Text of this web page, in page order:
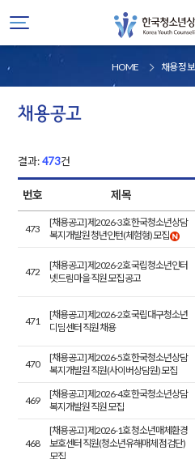
HOME 채용정보
채용공고
결과:473건
번호 제목
473
[채용공고] 제2026-3호 한국청소년상담
복지개발원 청년인턴(체험형) 모집
472
[채용공고] 제2026-2호 국립청소년인터
넷드림마을 직원 모집 공고
471
[채용공고] 제2026-2호 국립대구청소년
디딤센터 직원 채용
470
[채용공고] 제2026-5호 한국청소년상담
복지개발원 직원(사이버상담원) 모집
469
[채용공고] 제2026-4호 한국청소년상담
복지개발원 직원 모집
468
[채용공고] 제2026-1호 청소년매체환경
보호센터 직원(청소년유해매체 점검단)
모집